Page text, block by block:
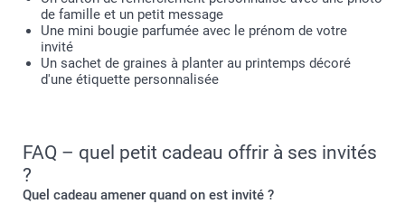
de famille et un petit message
Une mini bougie parfumée avec le prénom de votre
invité
Un sachet de graines à planter au printemps décoré
d'une étiquette personnalisée
FAQ – quel petit cadeau offrir à ses invités
?
Quel cadeau amener quand on est invité ?